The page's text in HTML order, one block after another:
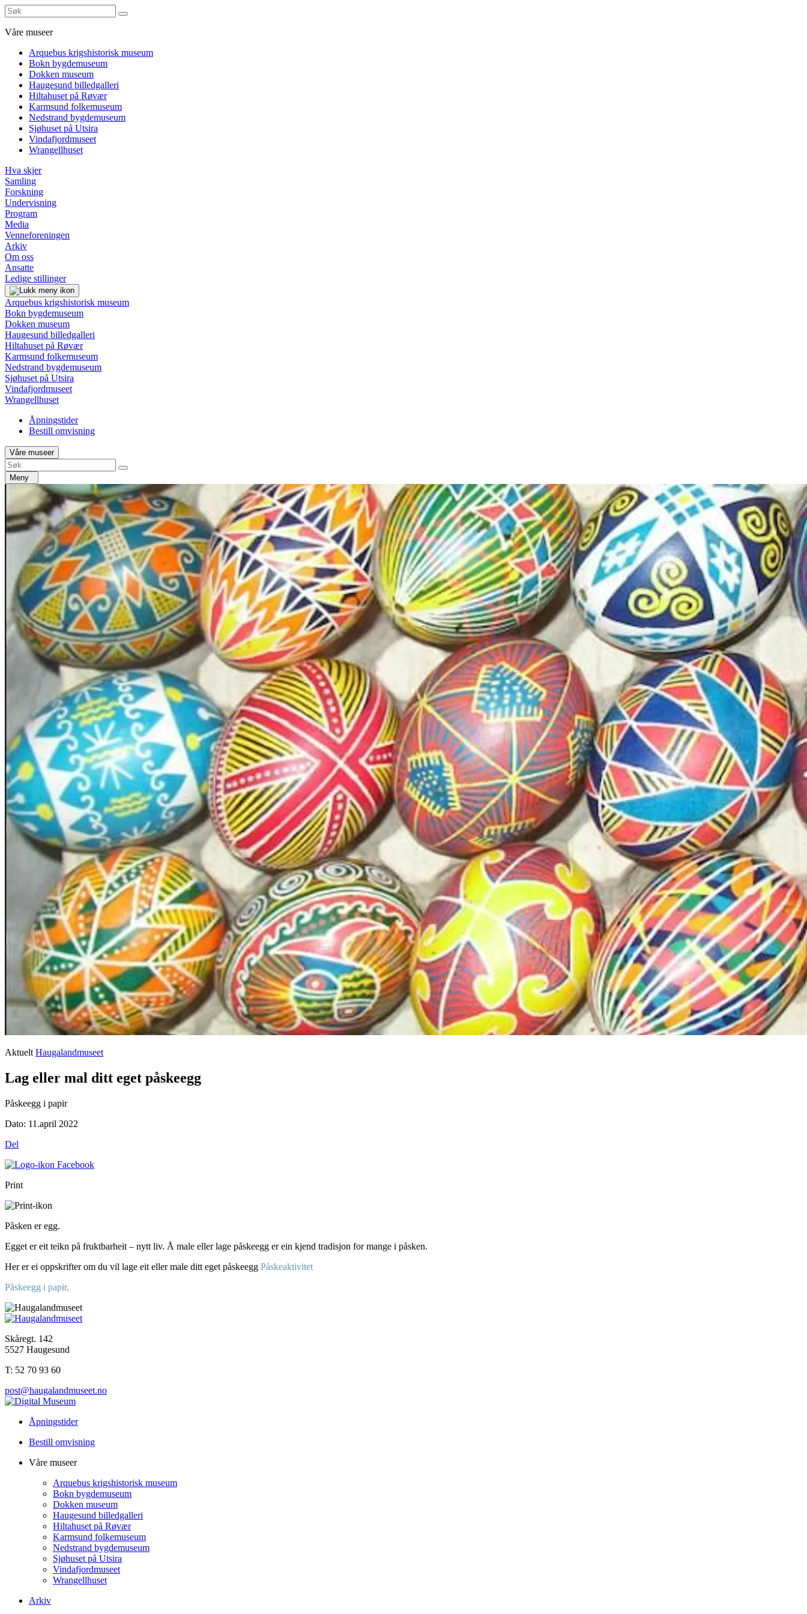
Våre museer
Arquebus krigshistorisk museum
Bokn bygdemuseum
Dokken museum
Haugesund billedgalleri
Hiltahuset på Røvær
Karmsund folkemuseum
Nedstrand bygdemuseum
Sjøhuset på Utsira
Vindafjordmuseet
Wrangellhuset
Hva skjer
Samling
Forskning
Undervisning
Program
Media
Venneforeningen
Arkiv
Om oss
Ansatte
Ledige stillinger
Arquebus krigshistorisk museum
Bokn bygdemuseum
Dokken museum
Haugesund billedgalleri
Hiltahuset på Røvær
Karmsund folkemuseum
Nedstrand bygdemuseum
Sjøhuset på Utsira
Vindafjordmuseet
Wrangellhuset
Åpningstider
Bestill omvisning
Våre museer
Meny
Aktuelt Haugalandmuseet
Lag eller mal ditt eget påskeegg
Påskeegg i papir
Dato: 11.april 2022
Del
Print
Påsken er egg.
Egget er eit teikn på fruktbarheit – nytt liv. Å male eller lage påskeegg er ein kjend tradisjon for mange i påsken.
Her er ei oppskrifter om du vil lage eit eller male ditt eget påskeegg Påskeaktivitet
Påskeegg i papir,
Skåregt. 142
5527 Haugesund
T: 52 70 93 60
post@haugalandmuseet.no
Åpningstider
Bestill omvisning
Våre museer
Arquebus krigshistorisk museum
Bokn bygdemuseum
Dokken museum
Haugesund billedgalleri
Hiltahuset på Røvær
Karmsund folkemuseum
Nedstrand bygdemuseum
Sjøhuset på Utsira
Vindafjordmuseet
Wrangellhuset
Arkiv